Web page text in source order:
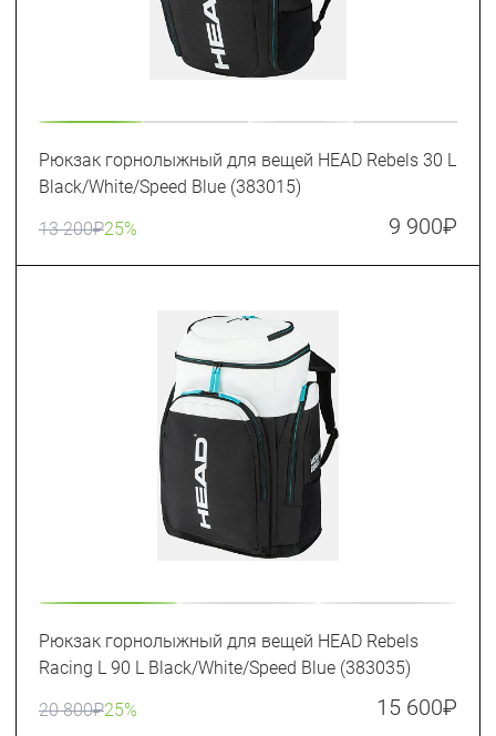
Рюкзак горнолыжный для вещей HEAD Rebels 30 L
Black/White/Speed Blue (383015)
13 200₽25% 9 900₽
Рюкзак горнолыжный для вещей HEAD Rebels
Racing L 90 L Black/White/Speed Blue (383035)
20 800₽25% 15 600₽